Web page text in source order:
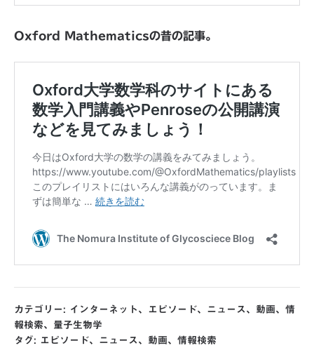
Oxford Mathematicsの昔の記事。
カテゴリー: インターネット 、 エピソード、 ニュース 、 動画、 情
報検索、 量子生物学
タグ: エピソード、 ニュース 、 動画、 情報検索